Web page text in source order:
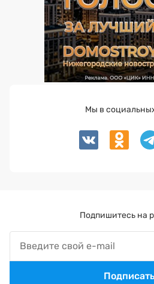
Мы в
Подпишитесь на